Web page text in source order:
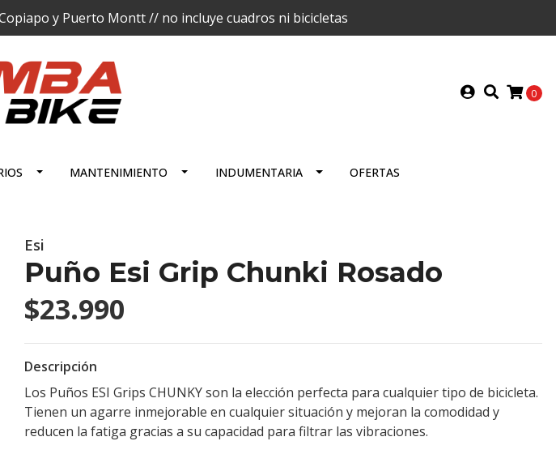
y Puerto Montt // no incluye cuadros ni bicicletas
0
MANTENIMIENTO INDUMENTARIA OFERTAS
Esi
Puño Esi Grip Chunki Rosado
$23.990
Descripción
Los Puños ESI Grips CHUNKY son la elección perfecta para cualquier tipo de bicicleta.
Tienen un agarre inmejorable en cualquier situación y mejoran la comodidad y
reducen la fatiga gracias a su capacidad para filtrar las vibraciones.